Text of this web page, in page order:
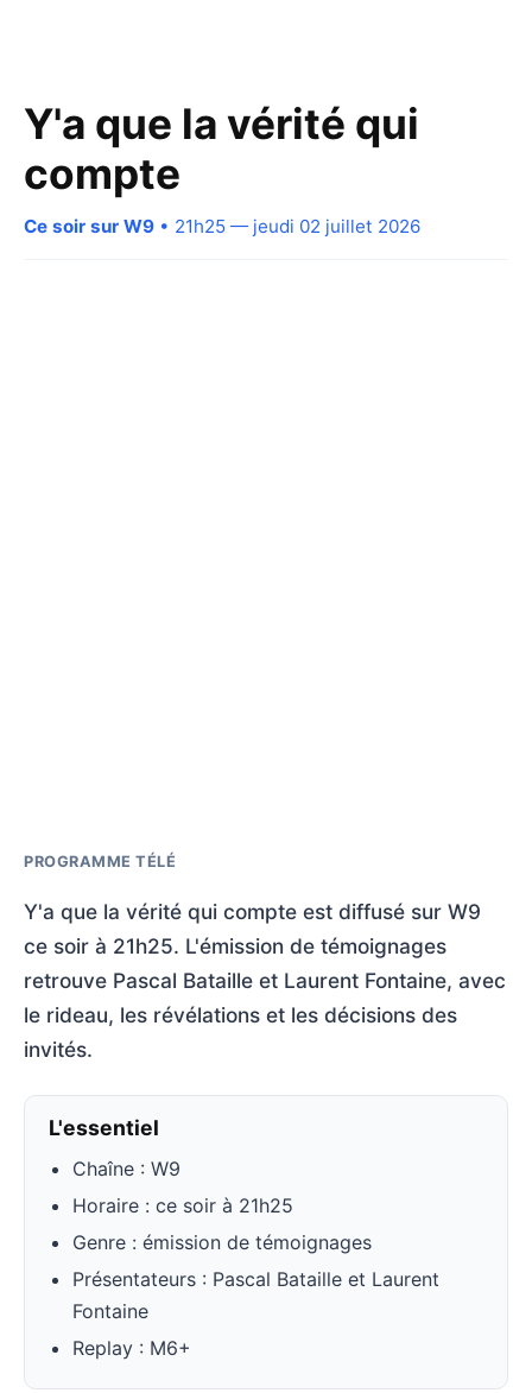
Y'a que la vérité qui
compte
Ce soir sur W9 • 21h25 — jeudi 02 juillet 2026
PROGRAMME TÉLÉ
Y'a que la vérité qui compte est diffusé sur W9
ce soir à 21h25. L'émission de témoignages
retrouve Pascal Bataille et Laurent Fontaine, avec
le rideau, les révélations et les décisions des
invités.
L'essentiel
Chaîne : W9
Horaire : ce soir à 21h25
Genre : émission de témoignages
Présentateurs : Pascal Bataille et Laurent
Fontaine
Replay : M6+